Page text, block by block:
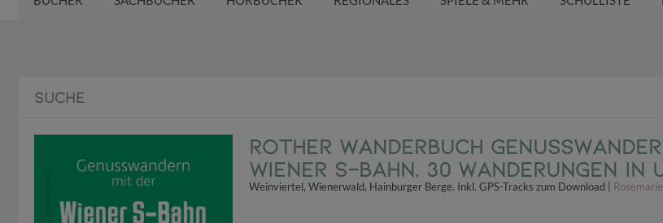
SUCHE
ROTHER Wanderbuch
Wiener S-Bahn. 30 Wanderungen in
Weinviertel, Wienerwald, Hainburger Berge. Inkl. GPS-Tracks zum Download |